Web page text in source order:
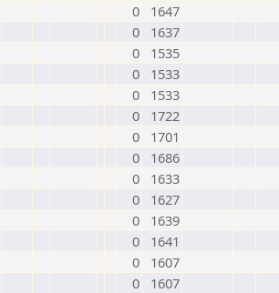
0
1647
0
1637
0
1535
0
1533
0
1533
0
1722
0
1701
0
1686
0
1633
0
1627
0
1639
0
1641
0
1607
0 1607